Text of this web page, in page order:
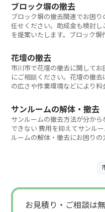
ブロック塀の撤去
ブロック塀の撤去関連でお困
任せください。助成金も検討
を提案いたします。ブロック
花壇の撤去
市川市で花壇の撤去に関してお
にご相談ください。花壇の撤
の広さや作業環境などにより
サンルームの解体・撤去
サンルームの撤去方法が分か
できない 費用を抑えてサンル
ルームの解体・撤去にお困り
お見積り・ご相談は